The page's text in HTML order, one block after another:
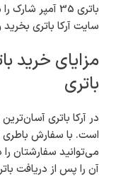
باتری 35 آمپر
سایت آرکا باتری
باتری
در آرکا باتری
می‌توانید سفارشتان
آن را پس از دریافت